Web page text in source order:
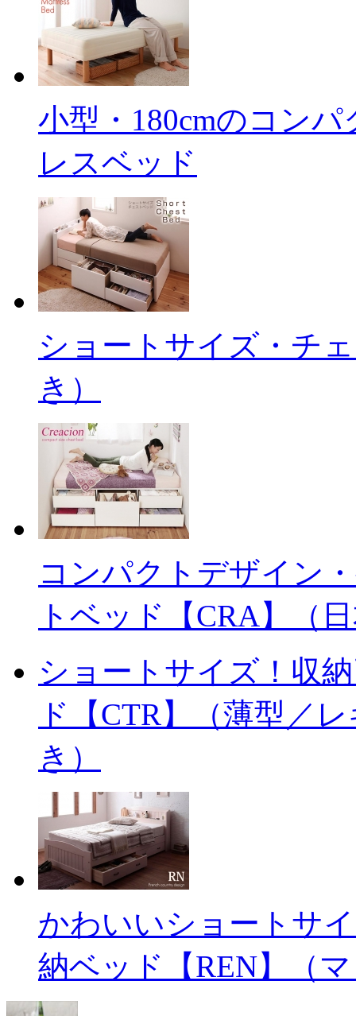
小型・180cmのコン
レスベッド
ショートサイズ・チ
き）
コンパクトデザイン
トベッド【CRA】（
ショートサイズ！収
ド【CTR】（薄型／
き）
かわいいショートサ
納ベッド【REN】（